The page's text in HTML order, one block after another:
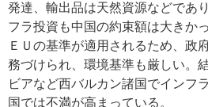
発達、輸出品は天然資源などであ
フラ投資も中国の約束額は大きか
ＥＵの基準が適用されるため、政
務づけられ、環境基準も厳しい。
ビアなど西バルカン諸国でインフ
国では不満が高まっている。